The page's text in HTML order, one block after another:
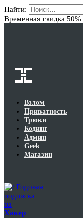
Найти:
Временная скидка 50%
Взлом
Приватность
Трюки
Кодинг
Админ
Geek
Магазин
Годовая
подписка
на
Хакер